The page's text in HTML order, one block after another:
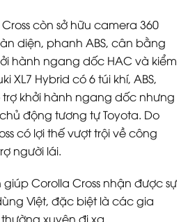
còn sở hữu camera 360
diện, phanh ABS, cân bằng
hành ngang dốc HAC và kiểm
XL7 Hybrid có 6 túi khí, ABS,
khởi hành ngang dốc nhưng
động tương tự Toyota. Do
có lợi thế vượt trội về công
người lái.
Corolla Cross nhận được sự
Việt, đặc biệt là các gia
xuyên đi xa.